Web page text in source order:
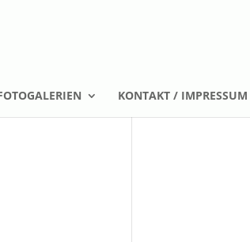
KONTAKT / IMPRESSUM